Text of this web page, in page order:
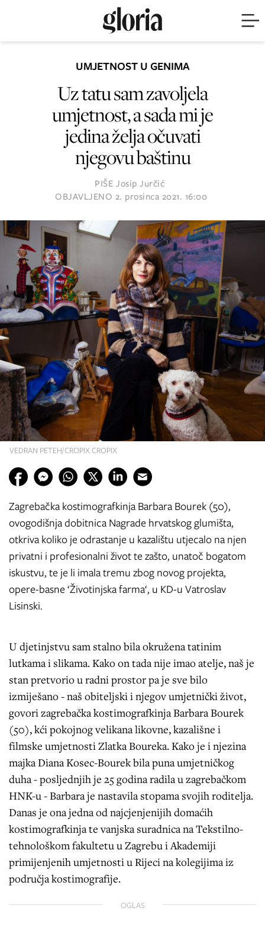
VEDRAN PETEH/CROPIX CROPIX
UMJETNOST U GENIMA
Uz tatu sam zavoljela
umjetnost, a sada mi je
jedina želja očuvati
njegovu baštinu
PIŠE Josip Jurčić
OBJAVLJENO 2. prosinca 2021. 16:00
Zagrebačka kostimografkinja Barbara Bourek (50),
ovogodišnja dobitnica Nagrade hrvatskog glumišta,
otkriva koliko je odrastanje u kazalištu utjecalo na njen
privatni i profesionalni život te zašto, unatoč bogatom
iskustvu, te je li imala tremu zbog novog projekta,
opere-basne ‘Životinjska farma‘, u KD-u Vatroslav
Lisinski.
U djetinjstvu sam stalno bila okružena tatinim
lutkama i slikama. Kako on tada nije imao atelje, naš je
stan pretvorio u radni prostor pa je sve bilo
izmiješano - naš obiteljski i njegov umjetnički život,
govori zagrebačka kostimografkinja Barbara Bourek
(50), kći pokojnog velikana likovne, kazališne i
filmske umjetnosti Zlatka Boureka. Kako je i njezina
majka Diana Kosec-Bourek bila puna umjetničkog
duha - posljednjih je 25 godina radila u zagrebačkom
HNK-u - Barbara je nastavila stopama svojih roditelja.
Danas je ona jedna od najcjenjenijih domaćih
kostimografkinja te vanjska suradnica na Tekstilno-
tehnološkom fakultetu u Zagrebu i Akademiji
primijenjenih umjetnosti u Rijeci na kolegijima iz
područja kostimografije.
OGLAS